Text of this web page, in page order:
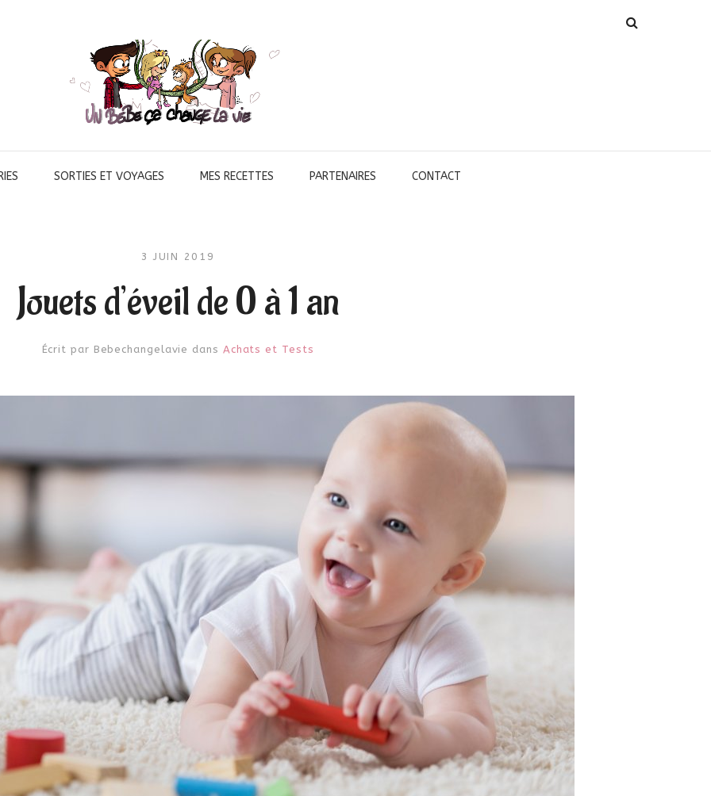
SORTIES ET VOYAGES MES RECETTES PARTENAIRES CONTACT
3 JUIN 2019
Jouets d’éveil de 0 à 1 an
Écrit par Bebechangelavie dans Achats et Tests